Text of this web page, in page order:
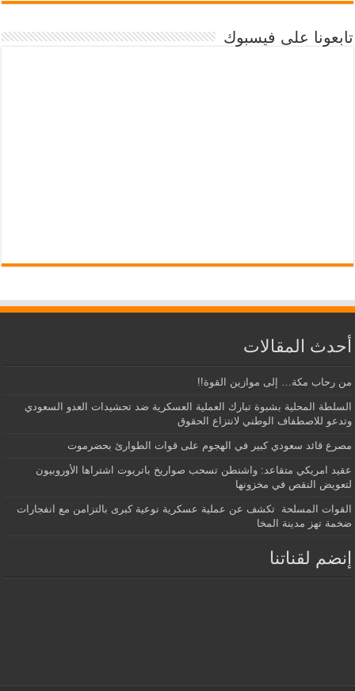
تابعونا على فيسبوك
أحدث المقالات
من رحاب مكة… إلى موازين القوة!!
السلطة المحلية بشبوة تبارك العملية العسكرية ضد تحشيدات العدو السعودي
وتدعو للاصطفاف الوطني لانتزاع الحقوق
مصرع قائد سعودي كبير في الهجوم على قوات الطوارئ بحضرموت
عقيد امريكي متقاعد: واشنطن تسحب صواريخ باتريوت اشتراها الأوروبيون
لتعويض النقص في مخزونها
القوات المسلحة تكشف عن عملية عسكرية نوعية كبرى بالتزامن مع انفجارات
ضخمة تهز مدينة المخا
إنضم لقناتنا